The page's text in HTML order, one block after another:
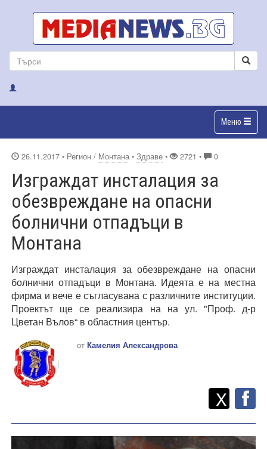
Меню
26.11.2017 • Регион / Монтана • Здраве • 2721 • 0
Изграждат инсталация за
обезвреждане на опасни
болнични отпадъци в
Монтана
Изграждат инсталация за обезвреждане на опасни
болнични отпадъци в Монтана. Идеята е на местна
фирма и вече е съгласувана с различните институции.
Проектът ще се реализира на на ул. "Проф. д-р
Цветан Вълов“ в областния център.
от Камелия Александрова
Споделете
X